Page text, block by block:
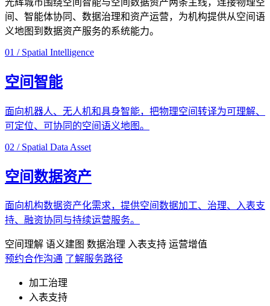
间、智能体协同、数据治理和资产运营，为机构提供从空间语
义地图到数据资产服务的系统能力。
01 / Spatial Intelligence
空间智能
面向机器人、无人机和具身智能，把物理空间转译为可理解、
可定位、可协同的空间语义地图。
02 / Spatial Data Asset
空间数据资产
面向机构数据资产化需求，提供空间数据加工、治理、入表支
持、融资协同与持续运营服务。
空间理解 语义建图 数据治理 入表支持 运营增值
预约合作沟通 了解服务路径
加工治理
入表支持